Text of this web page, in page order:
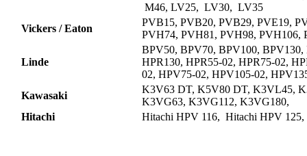
M46, LV25, LV30, LV35
Vickers / Eaton
PVB15, PVB20, PVB29, PVE19,
PVH74, PVH81, PVH98, PVH106,
Linde
BPV50, BPV70, BPV100, BPV130,
HPR130, HPR55-02, HPR75-02,
02, HPV75-02, HPV105-02,
Kawasaki
K3V63 DT, K5V80 DT, K3VL45,
K3VG63, K3VG112, K3VG180,
Hitachi
Hitachi HPV 116, Hitachi HPV